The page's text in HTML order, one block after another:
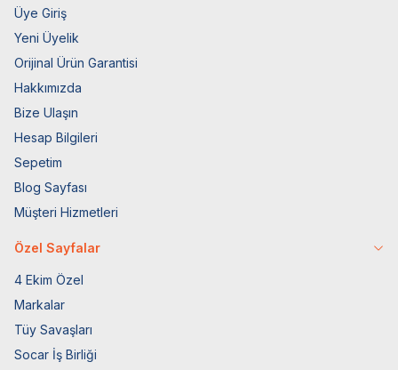
Üye Giriş
Yeni Üyelik
Orijinal Ürün Garantisi
Hakkımızda
Bize Ulaşın
Hesap Bilgileri
Sepetim
Blog Sayfası
Müşteri Hizmetleri
Özel Sayfalar
4 Ekim Özel
Markalar
Tüy Savaşları
Socar İş Birliği